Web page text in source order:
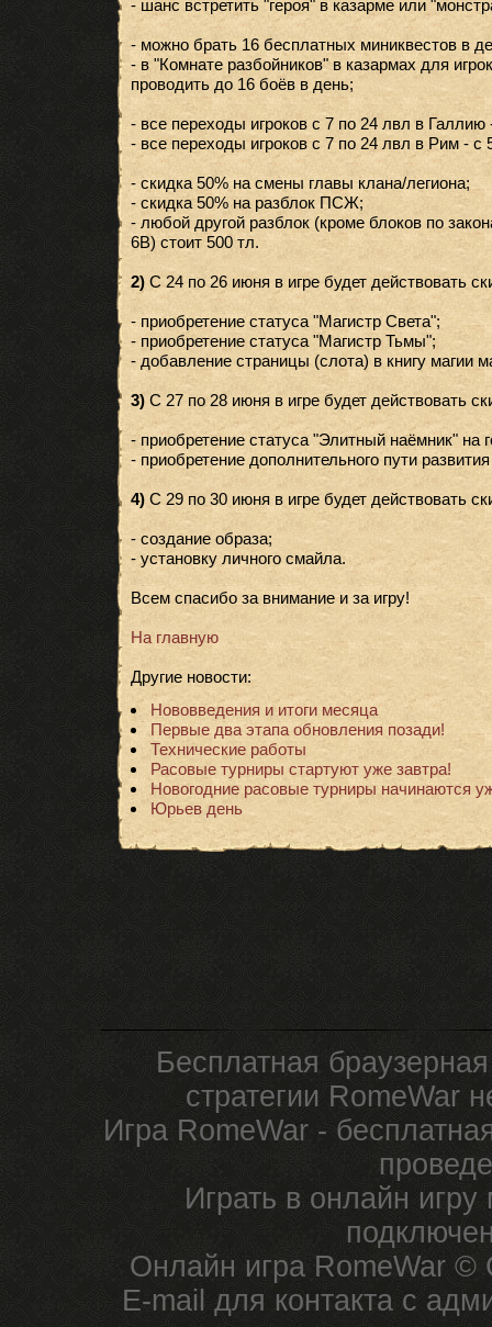
- шанс встретить "героя" в казарме или
- можно брать 16 бесплатных миниквестов в
- в "Комнате разбойников" в казармах для
проводить до 16 боёв в день;
- все переходы игроков с 7 по 24 лвл в Галлию
- все переходы игроков с 7 по 24 лвл в Рим - с
- скидка 50% на смены главы клана/легиона;
- скидка 50% на разблок ПСЖ;
- любой другой разблок (кроме блоков по
6В) стоит 500 тл.
2)С 24 по 26 июня в игре будет действовать
- приобретение статуса "Магистр Света";
- приобретение статуса "Магистр Тьмы";
- добавление страницы (слота) в книгу магии
3)С 27 по 28 июня в игре будет действовать
- приобретение статуса "Элитный наёмник" на
- приобретение дополнительного пути
4)С 29 по 30 июня в игре будет действовать
- создание образа;
- установку личного смайла.
Всем спасибо за внимание и за игру!
На главную
Другие новости:
Нововведения и итоги месяца
Первые два этапа обновления позади!
Технические работы
Расовые турниры стартуют уже завтра!
Новогодние расовые турниры начинаются
Юрьев день
Бесплатная
стратегии RomeWar
Игра RomeWar -
Играть в онлайн
Онлайн игра RomeWar ©
E-mail для контакта с